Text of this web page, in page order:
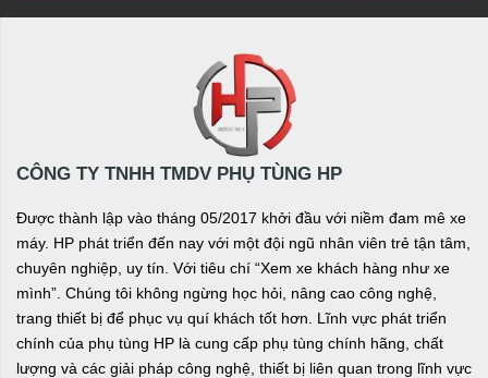
CÔNG TY TNHH TMDV PHỤ TÙNG HP
Được thành lập vào tháng 05/2017 khởi đầu với niềm đam mê xe
máy. HP phát triển đến nay với một đội ngũ nhân viên trẻ tận tâm,
chuyên nghiệp, uy tín. Với tiêu chí “Xem xe khách hàng như xe
mình”. Chúng tôi không ngừng học hỏi, nâng cao công nghệ,
trang thiết bị để phục vụ quí khách tốt hơn. Lĩnh vực phát triển
chính của phụ tùng HP là cung cấp phụ tùng chính hãng, chất
lượng và các giải pháp công nghệ, thiết bị liên quan trong lĩnh vực